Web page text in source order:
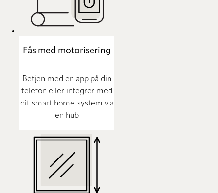
Fås med motorisering
Betjen med en app på din
telefon eller integrer med
dit smart home-system via
en hub